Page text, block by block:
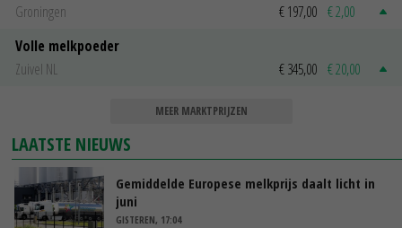
Groningen
€ 197,00 € 2,00
Volle melkpoeder
Zuivel NL
€ 345,00 € 20,00
MEER MARKTPRIJZEN
LAATSTE NIEUWS
Gemiddelde Europese melkprijs daalt licht in
juni
GISTEREN, 17:04